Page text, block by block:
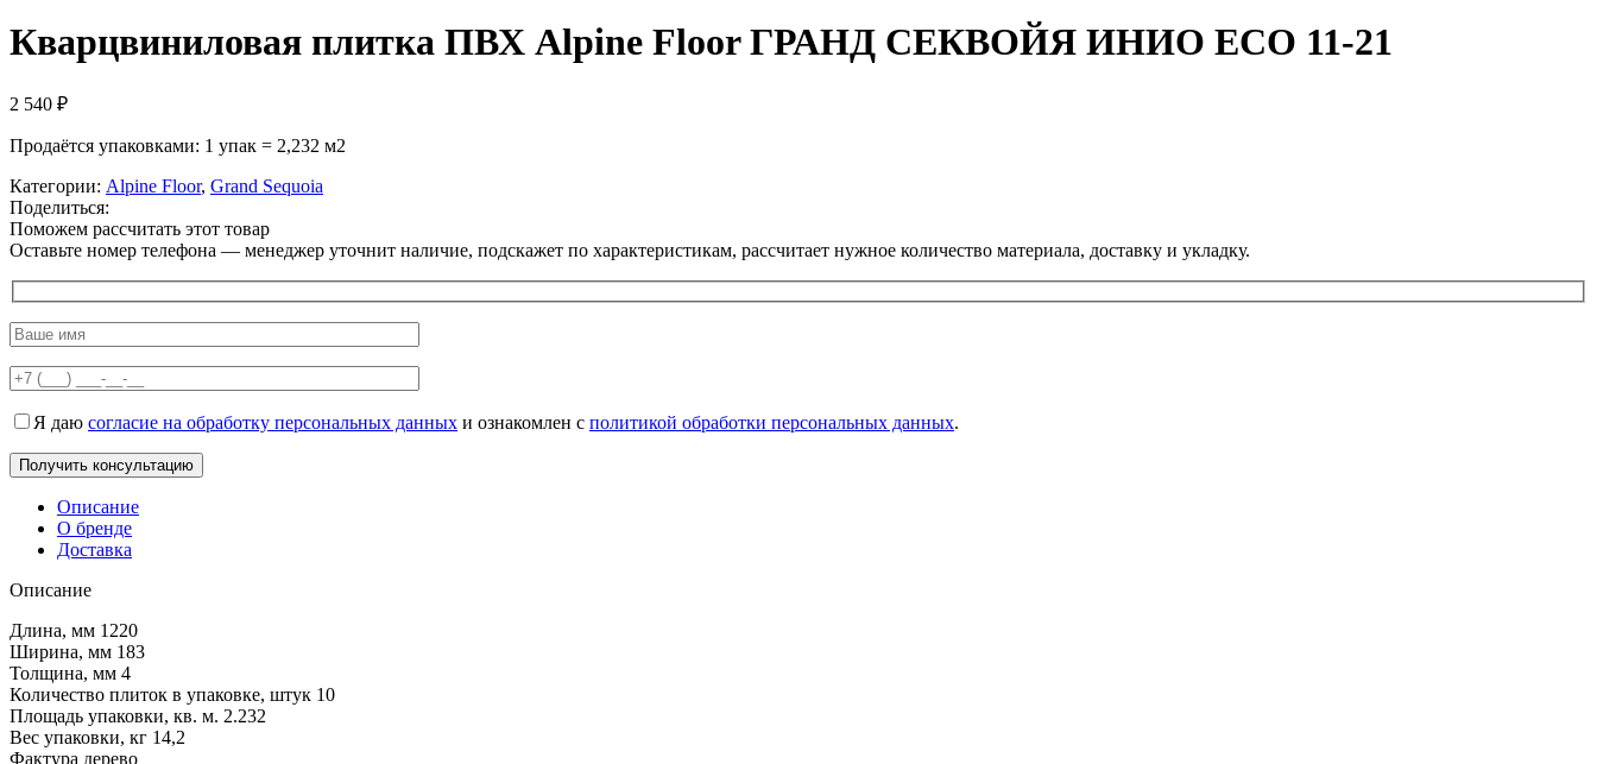
Кварцвиниловая плитка ПВХ Alpine Floor ГРАНД СЕКВОЙЯ ИНИО ECO 11-21
2 540 ₽
Продаётся упаковками: 1 упак = 2,232 м2
Категории: Alpine Floor, Grand Sequoia
Поделиться:
Поможем рассчитать этот товар
Оставьте номер телефона — менеджер уточнит наличие, подскажет по характеристикам, рассчитает нужное количество материала, доставку и укладку.
Я даю согласие на обработку персональных данных и ознакомлен с политикой обработки персональных данных.
Описание
О бренде
Доставка
Описание
Длина, мм 1220
Ширина, мм 183
Толщина, мм 4
Количество плиток в упаковке, штук 10
Площадь упаковки, кв. м. 2.232
Вес упаковки, кг 14,2
Фактура дерево